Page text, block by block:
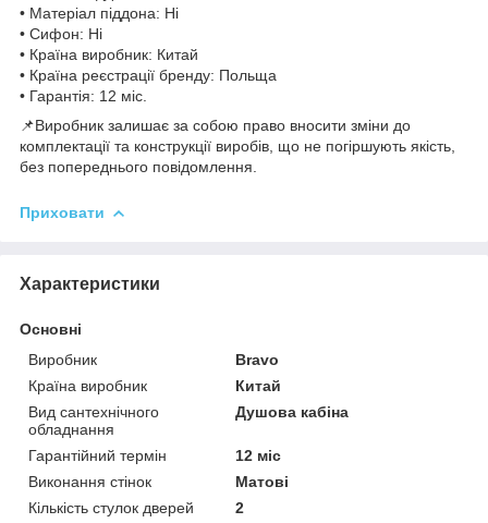
• Матеріал піддона: Ні
• Сифон: Ні
• Країна виробник: Китай
• Країна реєстрації бренду: Польща
• Гарантія: 12 міс.
📌Виробник залишає за собою право вносити зміни до
комплектації та конструкції виробів, що не погіршують якість,
без попереднього повідомлення.
Приховати
Характеристики
Основні
Виробник
Bravo
Країна виробник
Китай
Вид сантехнічного
обладнання
Душова кабіна
Гарантійний термін
12 міс
Виконання стінок
Матові
Кількість стулок дверей
2